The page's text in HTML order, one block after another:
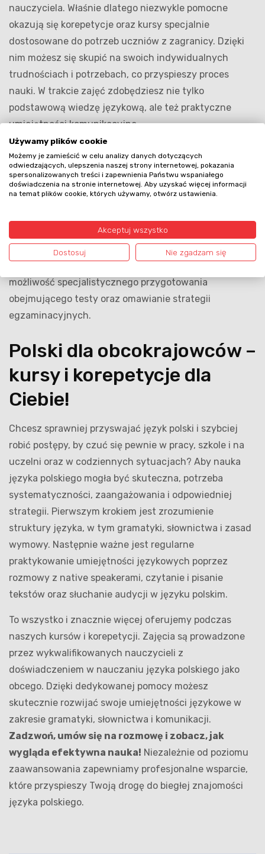
nauczyciela. Właśnie dlatego niezwykle pomocne
okazują się korepetycje oraz kursy specjalnie
dostosowane do potrzeb uczniów z zagranicy. Dzięki
nim możesz się skupić na swoich indywidualnych
trudnościach i potrzebach, co przyspieszy proces
nauki. W trakcie zajęć zdobędziesz nie tylko
podstawową wiedzę językową, ale też praktyczne
umiejętności komunikacyjne.
Kursy dają okazję do praktykowania języka w
autentycznych sytuacjach, co pomaga wzmocnić
pewność siebie w porozumiewaniu się w
polskojęzycznym środowisku. Dodatkowo elastyczny
do swoich indywidualnych planów i potrzeb. Dla tych,
którzy przygotowują się do egzaminów
możliwość specjalistycznego przygotowania
obejmującego testy oraz omawianie strategii
egzaminacyjnych.
Polski dla obcokrajowców –
kursy i korepetycje dla
Ciebie!
Chcesz sprawniej przyswajać język polski i szybciej
robić postępy, by czuć się pewnie w pracy, szkole i na
uczelni oraz w codziennych sytuacjach? Aby nauka
języka polskiego mogła być skuteczna, potrzeba
systematyczności, zaangażowania i odpowiedniej
strategii. Pierwszym krokiem jest zrozumienie
struktury języka, w tym gramatyki, słownictwa i zasad
wymowy. Następnie ważne jest regularne
praktykowanie umiejętności językowych poprzez
rozmowy z native speakerami, czytanie i pisanie
tekstów oraz słuchanie audycji w języku polskim.
To wszystko i znacznie więcej oferujemy podczas
naszych kursów i korepetycji. Zajęcia są prowadzone
przez wykwalifikowanych nauczycieli z
doświadczeniem w nauczaniu języka polskiego jako
obcego. Dzięki dedykowanej pomocy możesz
skutecznie rozwijać swoje umiejętności językowe w
zakresie gramatyki, słownictwa i komunikacji.
Zadzwoń, umów się na rozmowę i zobacz, jak
wygląda efektywna nauka! Niezależnie od poziomu
zaawansowania zapewniamy profesjonalne wsparcie,
które przyspieszy Twoją drogę do biegłej znajomości
języka polskiego.
Używamy plików cookie
Możemy je zamieścić w celu analizy danych dotyczących
odwiedzających, ulepszenia naszej strony internetowej, pokazania
spersonalizowanych treści i zapewnienia Państwu wspaniałego
doświadczenia na stronie internetowej. Aby uzyskać więcej informacji
na temat plików cookie, których używamy, otwórz ustawienia.
Akceptuj wszystko
Dostosuj Nie zgadzam się